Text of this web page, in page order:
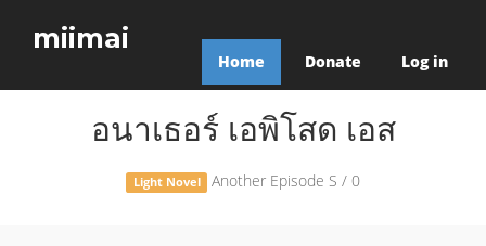
miimai
Home Donate Log in
อนาเธอร์ เอพิโสด เอส
Light Novel Another Episode S / 0